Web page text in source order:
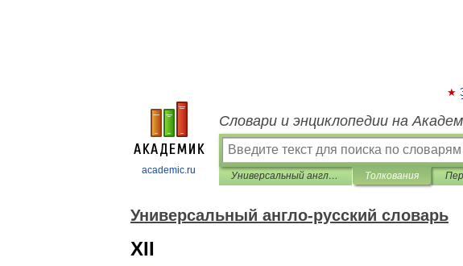
academic.ru
Словари и энциклопедии на
Универсальный англо-русский словарь Толкования
Универсальный англо-русский словарь
XII